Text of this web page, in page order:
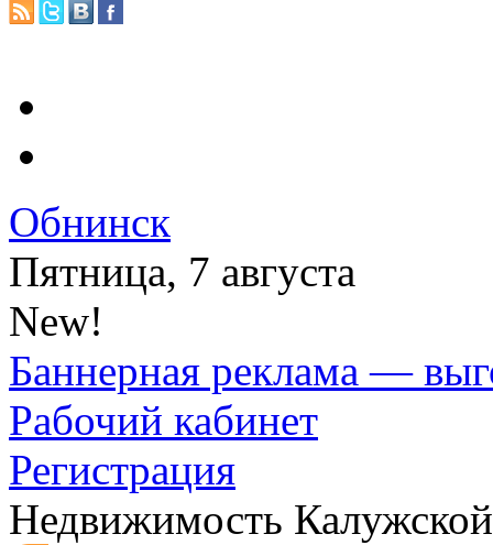
Обнинск
Пятница, 7 августа
New!
Баннерная реклама —
Рабочий кабинет
Регистрация
Недвижимость